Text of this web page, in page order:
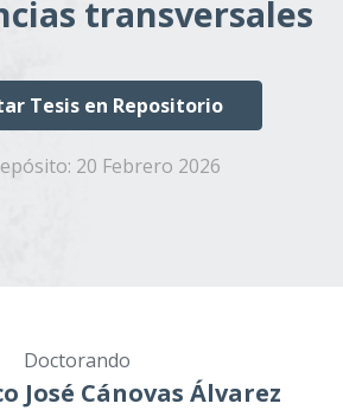
transversales
Tesis en Repositorio
20 Febrero 2026
Doctorando
José Cánovas Álvarez